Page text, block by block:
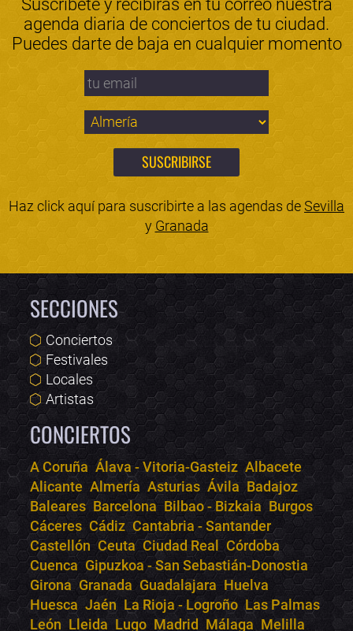
Suscríbete y recibirás en tu correo nuestra
agenda diaria de conciertos de tu ciudad.
Puedes darte de baja en cualquier momento
Haz click aquí para suscribirte a las agendas deSevilla
y Granada
SECCIONES
Conciertos
Festivales
Locales
Artistas
CONCIERTOS
A Coruña Álava - Vitoria-Gasteiz Albacete
Alicante Almería Asturias Ávila Badajoz
Baleares Barcelona Bilbao - Bizkaia Burgos
Cáceres Cádiz Cantabria - Santander
Castellón Ceuta Ciudad Real Córdoba
Cuenca Gipuzkoa - San Sebastián-Donostia
Girona Granada Guadalajara Huelva
Huesca Jaén La Rioja - Logroño Las Palmas
León Lleida Lugo Madrid Málaga Melilla
Bololoco · conciertos.club
Online · Te ayudo a encontrar conciertos